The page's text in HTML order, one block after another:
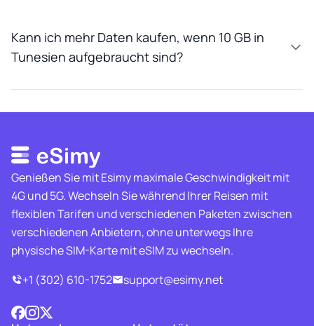
Kann ich mehr Daten kaufen, wenn 10 GB in
Tunesien aufgebraucht sind?
Genießen Sie mit Esimy maximale Geschwindigkeit mit
4G und 5G. Wechseln Sie während Ihrer Reisen mit
flexiblen Tarifen und verschiedenen Paketen zwischen
verschiedenen Anbietern, ohne unterwegs Ihre
physische SIM-Karte mit eSIM zu wechseln.
+1 (302) 610-1752
support@esimy.net